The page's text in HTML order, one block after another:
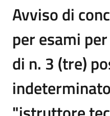
Avviso di
per esami
di n. 3 (tre)